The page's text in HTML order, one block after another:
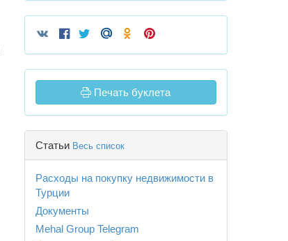
Печать буклета
Статьи Весь список
Расходы на покупку недвижимости в
Турции
Документы
Mehal Group Telegram